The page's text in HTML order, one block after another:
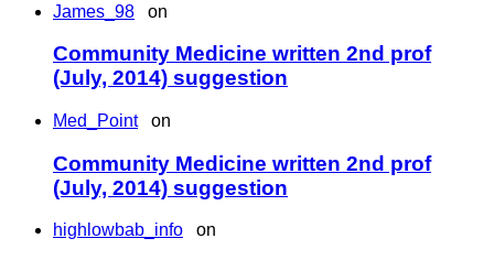
James_98 on
Community Medicine written 2nd prof
(July, 2014) suggestion
Med_Pointon
Community Medicine written 2nd prof
(July, 2014) suggestion
highlowbab_info on